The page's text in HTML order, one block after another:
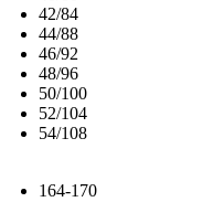
42/84
44/88
46/92
48/96
50/100
52/104
54/108
164-170